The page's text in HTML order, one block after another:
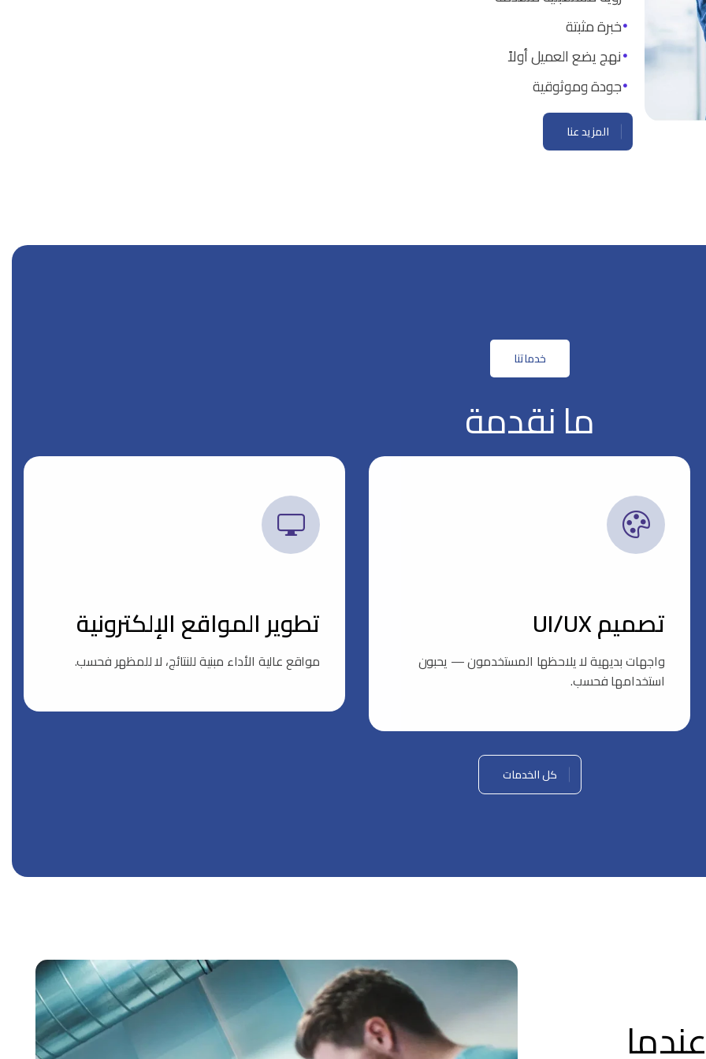
خبرة مثبتة
نهج يضع العميل أولاً
جودة وموثوقية
المزيد عنا
خدماتنا
مانقدمة
تطوير المواقع الإلكترونية
مواقع عالية الأداء مبنية للنتائج، لا للمظهر فحسب.
تصميم UI/UX
واجهات بديهية لا يلاحظها المستخدمون — يحبون
استخدامها فحسب.
كل الخدمات
عندما